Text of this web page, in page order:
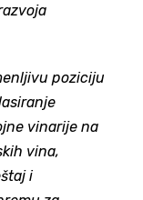
poziciju
vinarije na
vina,
i